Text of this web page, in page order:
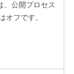
、公開プロセス
オフです。